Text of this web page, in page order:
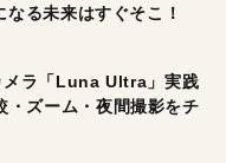
る未来はすぐそこ！
ラ「Luna Ultra」実践
・ズーム・夜間撮影をチ